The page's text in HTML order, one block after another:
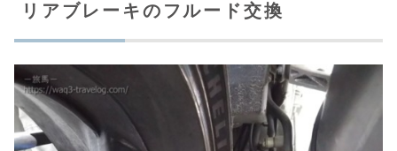
リアブレーキのフルード交換